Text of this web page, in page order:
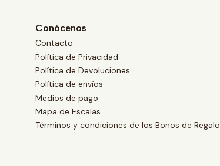
Conócenos
Contacto
Política de Privacidad
Política de Devoluciones
Política de envíos
Medios de pago
Mapa de Escalas
Términos y condiciones de los Bonos de Regalo